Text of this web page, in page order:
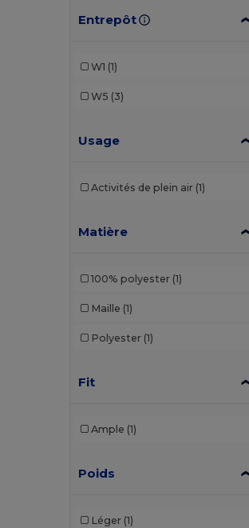
Entrepôt
W1 (1)
W5 (3)
Usage
Activités de plein air (1)
Matière
100% polyester (1)
Maille (1)
Polyester (1)
Fit
Ample (1)
Poids
Léger (1)